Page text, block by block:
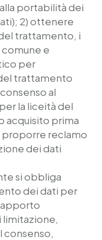
portabilità dei
2) ottenere
trattamento, i
e
per
trattamento
al
la liceità del
acquisito prima
proporre reclamo
dei dati
si obbliga
dei dati per
limitazione,
consenso,